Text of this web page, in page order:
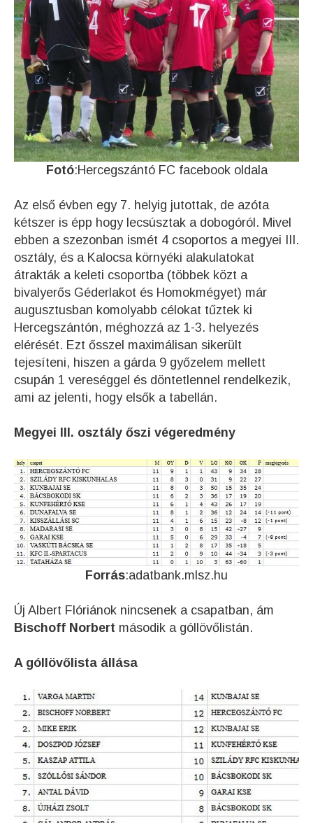
Fotó:Hercegszántó FC facebook oldala
Az első évben egy 7. helyig jutottak, de azóta
kétszer is épp hogy lecsúsztak a dobogóról. Mivel
ebben a szezonban ismét 4 csoportos a megyei III.
osztály, és a Kalocsa környéki alakulatokat
átrakták a keleti csoportba (többek közt a
bivalyerős Géderlakot és Homokmégyet) már
augusztusban komolyabb célokat tűztek ki
Hercegszántón, méghozzá az 1-3. helyezés
elérését. Ezt ősszel maximálisan sikerült
tejesíteni, hiszen a gárda 9 győzelem mellett
csupán 1 vereséggel és döntetlennel rendelkezik,
ami az jelenti, hogy elsők a tabellán.
Megyei III. osztály őszi végeredmény
Forrás:adatbank.mlsz.hu
Új Albert Flóriánok nincsenek a csapatban, ám
Bischoff Norbert második a góllövőlistán.
A góllövőlista állása